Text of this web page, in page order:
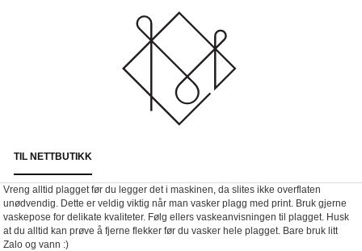
TIL NETTBUTIKK
Vreng alltid plagget før du legger det i maskinen, da slites ikke overflaten
unødvendig. Dette er veldig viktig når man vasker plagg med print. Bruk gjerne
vaskepose for delikate kvaliteter. Følg ellers vaskeanvisningen til plagget. Husk
at du alltid kan prøve å fjerne flekker før du vasker hele plagget. Bare bruk litt
Zalo og vann :)